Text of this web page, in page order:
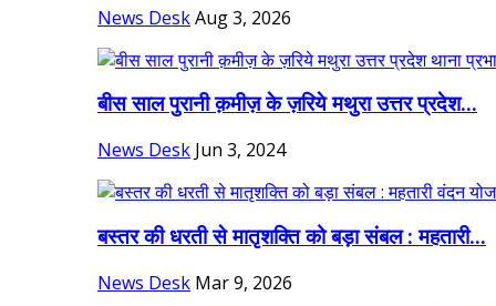
News DeskAug 3, 2026
बीस साल पुरानी क़मीज़ के ज़रिये मथुरा उत्तर प्रदेश...
News Desk Jun 3, 2024
बस्तर की धरती से मातृशक्ति को बड़ा संबल : महतारी...
News Desk Mar 9, 2026